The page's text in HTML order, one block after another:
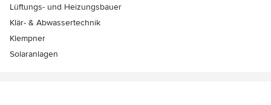
Lüftungs- und Heizungsbauer
Klär- & Abwassertechnik
Klempner
Solaranlagen